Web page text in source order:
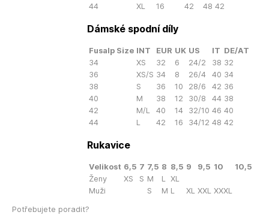
44
XL 16 42 48 42
Dámské spodní díly
Fusalp Size INT EUR UK US IT DE/AT
34
XS 32 6 24/2 38 32
36
XS/S 34 8 26/4 40 34
38
S 36 10 28/6 42 36
40
M 38 12 30/8 44 38
42
M/L 40 14 32/10 46 40
44
L 42 16 34/12 48 42
Rukavice
Velikost 6,5 7 7,5 8 8,5 9 9,5 10
10,5
Ženy
XS S M L XL
Muži
S M L XL XXL XXXL
Potřebujete poradit?